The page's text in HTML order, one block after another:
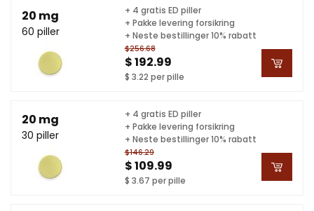
20 mg
60 piller
$256.68
$ 192.99
$ 3.22 per pille
+ 4 gratis ED piller
+ Pakke levering forsikring
+ Neste bestillinger 10% rabatt
20 mg
30 piller
$146.29
$ 109.99
$ 3.67 per pille
+ 4 gratis ED piller
+ Pakke levering forsikring
+ Neste bestillinger 10% rabatt